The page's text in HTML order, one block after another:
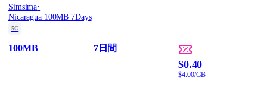
Simsima·
Nicaragua 100MB 7Days
5G
100MB 7日間
$0.40
$4.00/GB